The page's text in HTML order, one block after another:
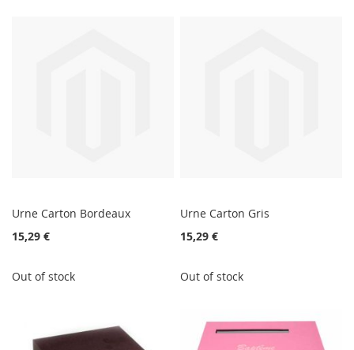
Urne Carton Bordeaux
15,29 €
Out of stock
Urne Carton Gris
15,29 €
Out of stock